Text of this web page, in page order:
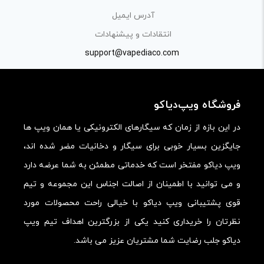
آدرس ایمیل
انتقادات و پیشنهادات
support@vapediaco.com
فروشگاه ویپ‌دیاکو
در این بازه از زمان که سیگارهای الکترونیکی یا همان ویپ ها
جایگزین بسیار خوبی برای سیگار و دخانیات مضر شده اند،
ویپ دیاکو مفتخر است که خدماتی مطمئن به شما عرضه دارد
و می توانید با اطمینان از اصالت اجناس این مجموعه و تیم
قوی پشتیبانی ویپ دیاکو با خیالی راحت محصولات مورد
نظرتان را خریداری کنید یکی از بزرگترین اهداف تیم ویپ
دیاکو جلب رضایت شما مشتریان عزیز می باشد.